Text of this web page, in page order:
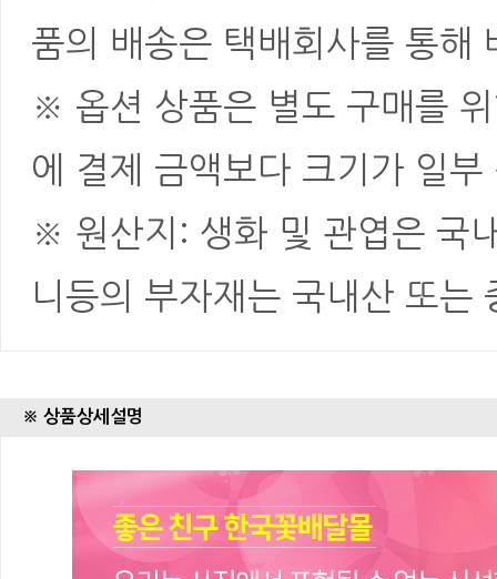
품의 배송은 택배회사를 통해
※ 옵션 상품은 별도 구매를
에 결제 금액보다 크기가 일
※ 원산지: 생화 및 관엽은 국
니등의 부자재는 국내산 또는
※ 상품상세설명